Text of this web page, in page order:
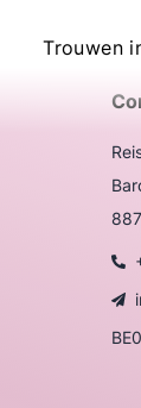
Trouwen